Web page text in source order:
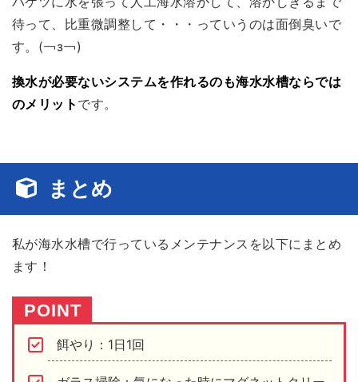
待って、比重微調整して・・・っていうのは面倒臭いで
す。(￢з￢)
換水が必要ないシステムを作れるのも海水水槽ならでは
のメリット です。
まとめ
私が海水水槽で行っているメンテナンスを以下にまとめ
ます！
餌やり：1日1回